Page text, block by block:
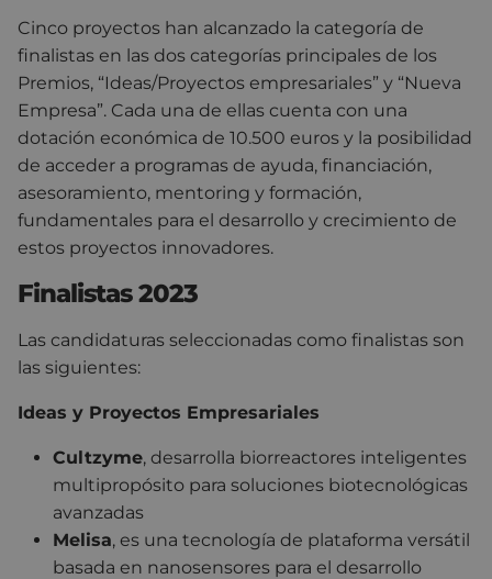
Cinco proyectos han alcanzado la categoría de
finalistas en las dos categorías principales de los
Premios, “Ideas/Proyectos empresariales” y “Nueva
Empresa”. Cada una de ellas cuenta con una
dotación económica de 10.500 euros y la posibilidad
de acceder a programas de ayuda, financiación,
asesoramiento, mentoring y formación,
fundamentales para el desarrollo y crecimiento de
estos proyectos innovadores.
Finalistas 2023
Las candidaturas seleccionadas como finalistas son
las siguientes:
Ideas y Proyectos Empresariales
Cultzyme, desarrolla biorreactores inteligentes
multipropósito para soluciones biotecnológicas
avanzadas
Melisa, es una tecnología de plataforma versátil
basada en nanosensores para el desarrollo